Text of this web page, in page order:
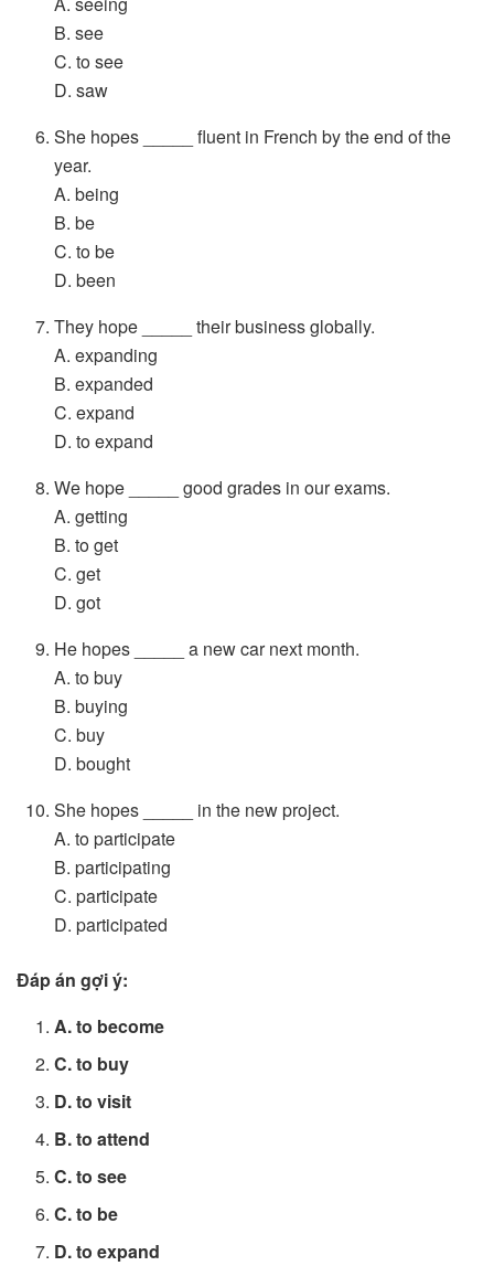
B. see
C. to see
D. saw
She hopes _____ fluent in French by the end of the
year.
A. being
B. be
C. to be
D. been
They hope _____ their business globally.
A. expanding
B. expanded
C. expand
D. to expand
We hope _____ good grades in our exams.
A. getting
B. to get
C. get
D. got
He hopes _____ a new car next month.
A. to buy
B. buying
C. buy
D. bought
She hopes _____ in the new project.
A. to participate
B. participating
C. participate
D. participated
Đáp án gợi ý:
A. to become
C. to buy
D. to visit
B. to attend
C. to see
C. to be
D. to expand